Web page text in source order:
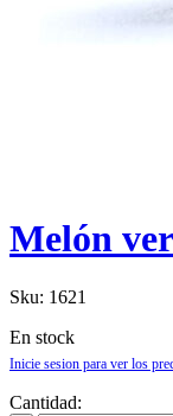
Melón
Sku: 1621
En stock
Inicie sesion para ver los
Cantidad: